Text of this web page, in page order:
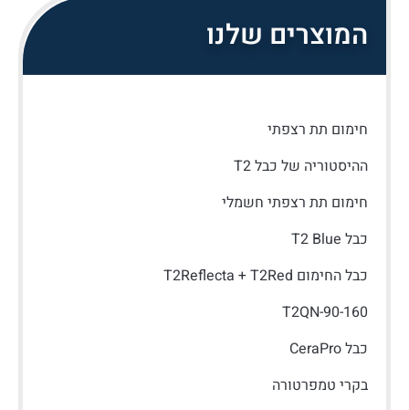
המוצרים שלנו
חימום תת רצפתי
ההיסטוריה של כבל T2
חימום תת רצפתי חשמלי
כבל T2 Blue
כבל החימום T2Reflecta + T2Red
T2QN-90-160
כבל CeraPro
בקרי טמפרטורה